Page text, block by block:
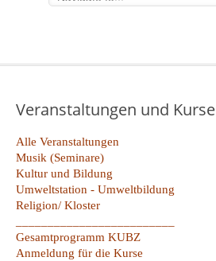
Veranstaltungen und Kurse
Alle Veranstaltungen
Musik (Seminare)
Kultur und Bildung
Umweltstation - Umweltbildung
Religion/ Kloster
Gesamtprogramm KUBZ
Anmeldung für die Kurse